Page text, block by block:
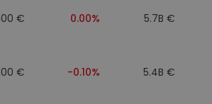
€ 0.00% 5.7B €
€ -0.10% 5.4B €